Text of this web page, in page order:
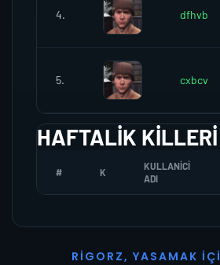
4. dfhvb
5. cxbcv
HAFTALIK KILLERI
# K
KULLANICI
ADI
R I G O R Z, YASAMAK İ ÇI